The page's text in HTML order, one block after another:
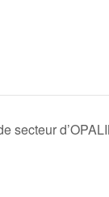
secteur